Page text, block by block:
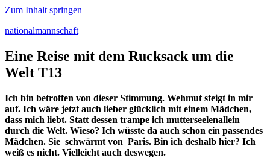
Zum Inhalt springen
nationalmannschaft
Eine Reise mit dem Rucksack um die
Welt T13
Ich bin betroffen von dieser Stimmung. Wehmut steigt in mir
auf. Ich wäre jetzt auch lieber glücklich mit einem Mädchen,
dass mich liebt. Statt dessen trampe ich mutterseelenallein
durch die Welt. Wieso? Ich wüsste da auch schon ein passendes
Mädchen. Sie schwärmt von Paris. Bin ich deshalb hier? Ich
weiß es nicht. Vielleicht auch deswegen.